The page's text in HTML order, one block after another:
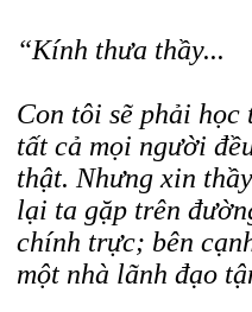
“Kính thưa thầy...
Con tôi sẽ phải học
tất cả mọi người
thật. Nhưng xin
lại ta gặp trên
chính trực; bên
một nhà lãnh đạo